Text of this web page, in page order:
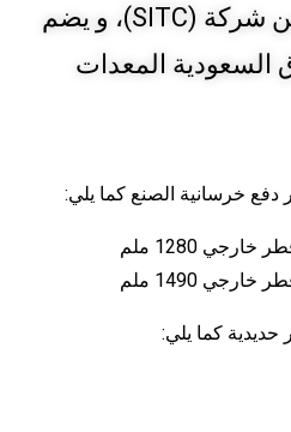
تقنية المانية الصنع من شركة (SITC)، و يضم
السعودية المعدات
خرسانية الصنع كما يلي:
كما يلي: